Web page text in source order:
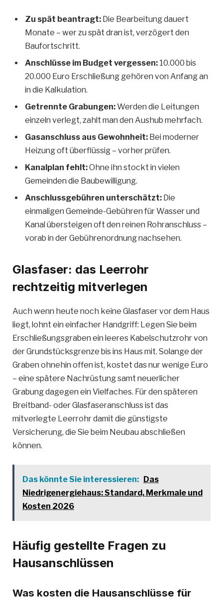
Zu spät beantragt: Die Bearbeitung dauert
Monate – wer zu spät dran ist, verzögert den
Baufortschritt.
Anschlüsse im Budget vergessen: 10.000 bis
20.000 Euro Erschließung gehören von Anfang an
in die Kalkulation.
Getrennte Grabungen:Werden die Leitungen
einzeln verlegt, zahlt man den Aushub mehrfach.
Gasanschluss aus Gewohnheit: Bei moderner
Heizung oft überflüssig – vorher prüfen.
Kanalplan fehlt:Ohne ihn stockt in vielen
Gemeinden die Baubewilligung.
Anschlussgebühren unterschätzt: Die
einmaligen Gemeinde-Gebühren für Wasser und
Kanal übersteigen oft den reinen Rohranschluss –
vorab in der Gebührenordnung nachsehen.
Glasfaser: das Leerrohr
rechtzeitig mitverlegen
Auch wenn heute noch keine Glasfaser vor dem Haus
liegt, lohnt ein einfacher Handgriff: Legen Sie beim
Erschließungsgraben ein leeres Kabelschutzrohr von
der Grundstücksgrenze bis ins Haus mit. Solange der
Graben ohnehin offen ist, kostet das nur wenige Euro
– eine spätere Nachrüstung samt neuerlicher
Grabung dagegen ein Vielfaches. Für den späteren
Breitband- oder Glasfaseranschluss ist das
mitverlegte Leerrohr damit die günstigste
Versicherung, die Sie beim Neubau abschließen
können.
Das könnte Sie interessieren: Das
Niedrigenergiehaus: Standard, Merkmale und
Kosten 2026
Häufig gestellte Fragen zu
Hausanschlüssen
Was kosten die Hausanschlüsse für